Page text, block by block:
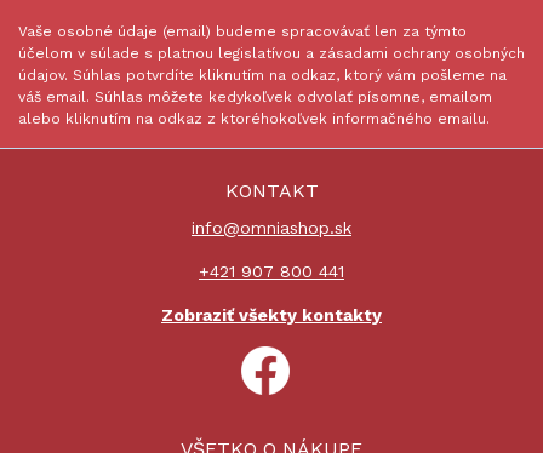
Vaše osobné údaje (email) budeme spracovávať len za týmto
účelom v súlade s platnou legislatívou a zásadami ochrany osobných
údajov. Súhlas potvrdíte kliknutím na odkaz, ktorý vám pošleme na
váš email. Súhlas môžete kedykoľvek odvolať písomne, emailom
alebo kliknutím na odkaz z ktoréhokoľvek informačného emailu.
KONTAKT
info@omniashop.sk
+421 907 800 441
Zobraziť všekty kontakty